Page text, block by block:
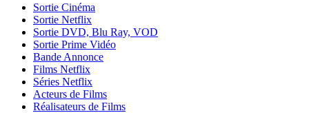
Sortie Cinéma
Sortie Netflix
Sortie DVD, Blu Ray, VOD
Sortie Prime Vidéo
Bande Annonce
Films Netflix
Séries Netflix
Acteurs de Films
Réalisateurs de Films